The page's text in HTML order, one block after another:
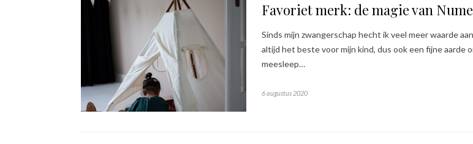
Favoriet merk: de magie van
Sinds mijn zwangerschap hecht ik veel meer waarde
altijd het beste voor mijn kind, dus ook een fijne aarde
meesleep…
6 augustus 2020